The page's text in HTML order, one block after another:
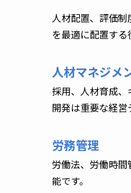
人材配置、評価
を最適に配置する
人材マネジメ
採用、人材育成
開発は重要な経営
労務管理
労働法、労働時
能です。